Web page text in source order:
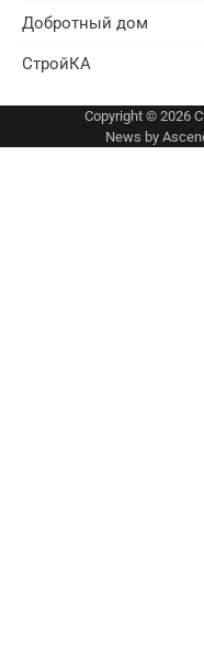
Добротный дом
СтройКА
Copyright © 2026
News by